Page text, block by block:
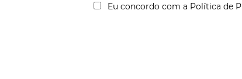
Eu concordo com a Política de